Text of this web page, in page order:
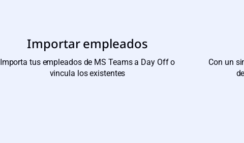
Importar empleados
Importa tus empleados de MS Teams a Day Off o
vincula los existentes
Con un